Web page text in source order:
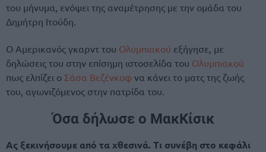
του μήνυμα, ενόψει της αναμέτρησης με την ομάδα του
Δημήτρη Ιτούδη.
Ο Αμερικανός γκαρντ του Ολυμπιακού εξήγησε, με
δηλώσεις του στην επίσημη ιστοσελίδα του Ολυμπιακού
πως ελπίζει ο Σάσα Βεζένκοφ να κάνει το ματς της ζωής
του, αγωνιζόμενος στην πατρίδα του.
Όσα δήλωσε ο ΜακΚίσικ
Ας ξεκινήσουμε από τα χθεσινά. Τι συνέβη στο κεφάλι